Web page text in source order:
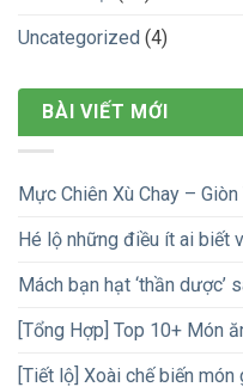
Uncategorized (4)
BÀI VIẾT MỚI
Mực Chiên Xù Chay –
Hé lộ những điều ít ai biết
Mách bạn hạt ‘thần dược’
[Tổng Hợp] Top 10+ Món
[Tiết lộ] Xoài chế biến